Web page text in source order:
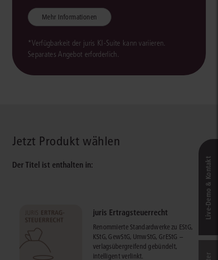
Mehr Informationen
*Verfügbarkeit der juris KI-Suite kann variieren.
Separates Angebot erforderlich.
Jetzt Produkt wählen
Der Titel ist enthalten in:
juris Ertragsteuerrecht
Renommierte Standardwerke zu EStG,
KStG, GewStG, UmwStG, GrEStG –
verlagsübergreifend gebündelt,
intelligent verlinkt.
Live‑Demo & Kontakt